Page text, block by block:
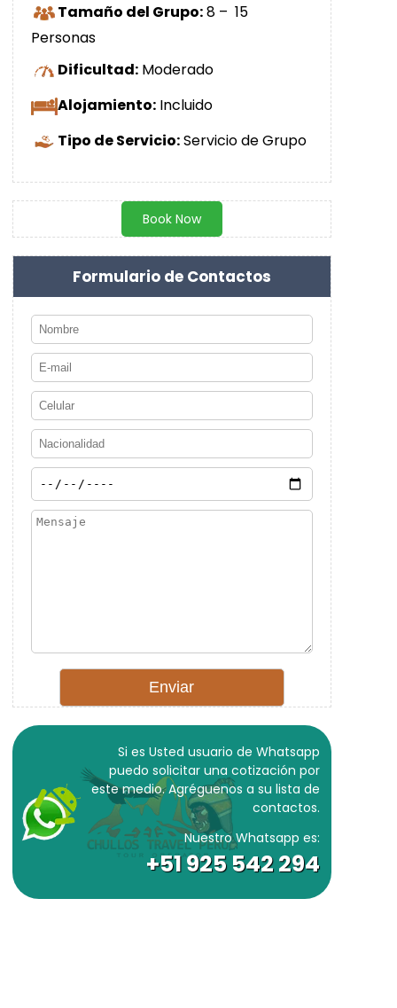
Tamaño del Grupo:8 – 15
Personas
Dificultad: Moderado
Alojamiento: Incluido
Tipo de Servicio:Servicio de Grupo
Book Now
Formulario de Contactos
Si es Usted usuario de Whatsapp
puedo solicitar una cotización por
este medio. Agréguenos a su lista de
contactos.
Nuestro Whatsapp es:
+51 925 542 294